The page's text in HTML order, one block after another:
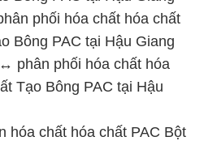
phối hóa chất hóa chất
Bông PAC tại Hậu Giang
phân phối hóa chất hóa
Tạo Bông PAC tại Hậu
hóa chất hóa chất PAC Bột